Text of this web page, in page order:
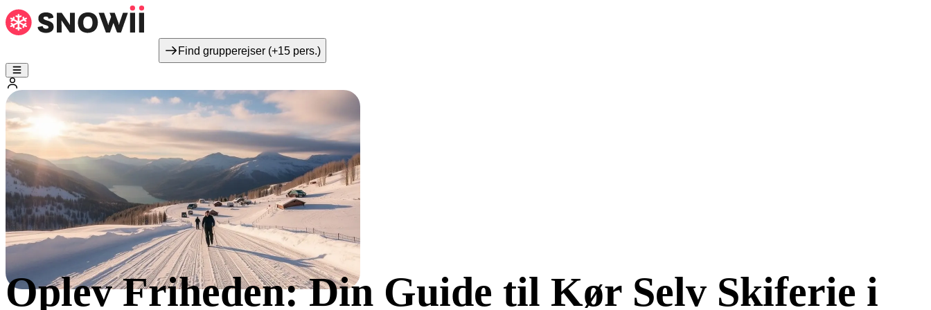
Find grupperejser (+15 pers.)
Oplev Friheden: Din Guide til Kør Selv Skiferie i